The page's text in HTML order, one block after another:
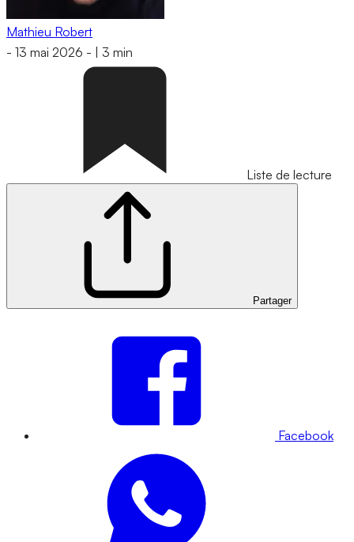
Mathieu Robert
- 13 mai 2026 - 3 min
Liste de lecture
Partager
Facebook